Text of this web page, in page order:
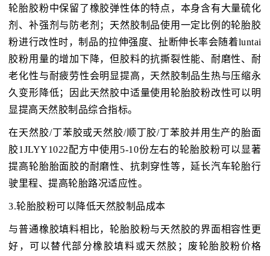
轮胎胶粉中保留了橡胶弹性体的特点，本身含有大量硫化
剂、补强剂与防老剂；天然胶制品使用一定比例的轮胎胶
粉进行改性时，制品的拉伸强度、扯断伸长率会随着luntai
胶粉用量的增加下降，但胶料的抗撕裂性能、耐磨性、耐
老化性与耐疲劳性会明显提高，天然胶制品生热与压缩永
久变形降低；因此天然胶中适量使用轮胎胶粉改性可以明
显提高天然胶制品综合指标。
在天然胶/丁苯胶或天然胶/顺丁胶/丁苯胶并用生产的胎面
胶1JLYY1022配方中使用5-10份左右的轮胎胶粉可以显著
提高轮胎胎面胶的耐磨性、抗刺穿性等，延长汽车轮胎行
驶里程、提高轮胎路况适应性。
3.轮胎胶粉可以降低天然胶制品成本
与普通橡胶填料相比，轮胎胶粉与天然胶的界面相容性更
好，可以替代部分橡胶填料或天然胶；废轮胎胶粉价格